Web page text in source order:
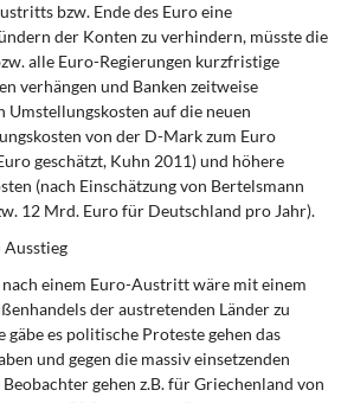
bzw. Ende des Euro eine
der Konten zu verhindern, müsste die
alle Euro-Regierungen kurzfristige
verhängen und Banken zeitweise
Umstellungskosten auf die neuen
von der D-Mark zum Euro
geschätzt, Kuhn 2011) und höhere
(nach Einschätzung von Bertelsmann
12 Mrd. Euro für Deutschland pro Jahr).
Ausstieg
einem Euro-Austritt wäre mit einem
der austretenden Länder zu
es politische Proteste gehen das
und gegen die massiv einsetzenden
gehen z.B. für Griechenland von